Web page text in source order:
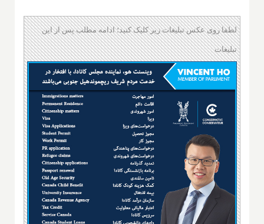
لطفا روی عکس تبلیغات زیر کلیک کنید؛ ادامه مطلب پس از این
تبلیغات